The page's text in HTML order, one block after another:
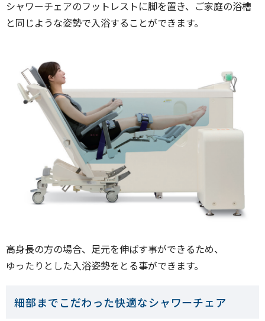
シャワーチェアのフットレストに脚を置き、ご家庭の浴槽
と同じような姿勢で入浴することができます。
高身長の方の場合、足元を伸ばす事ができるため、
ゆったりとした入浴姿勢をとる事ができます。
細部までこだわった快適なシャワーチェア